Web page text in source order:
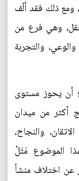
ومع ذلك فقد ألّف
وهي فرع من
والتجربة
أن يحوز مستوى
أكثر من ميدان
والنجاح،
الموضوع مَثَلُ
عن اختلاف منشأ